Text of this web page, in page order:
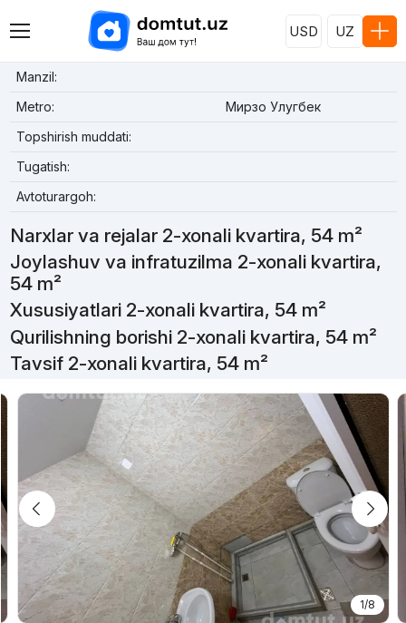
USD UZ
Manzil:
Metro:
Мирзо Улугбек
Topshirish muddati:
Tugatish:
Avtoturargoh:
Narxlar va rejalar 2-xonali kvartira, 54 m²
Joylashuv va infratuzilma 2-xonali kvartira,
54 m²
Xususiyatlari 2-xonali kvartira, 54 m²
Qurilishning borishi 2-xonali kvartira, 54 m²
Tavsif 2-xonali kvartira, 54 m²
1/8